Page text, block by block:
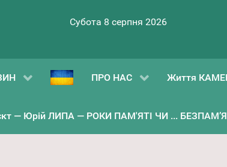
Субота 8 серпня 2026
ПРО НАС Життя
— Юрій ЛИПА — РОКИ ПАМ'ЯТІ ЧИ ...